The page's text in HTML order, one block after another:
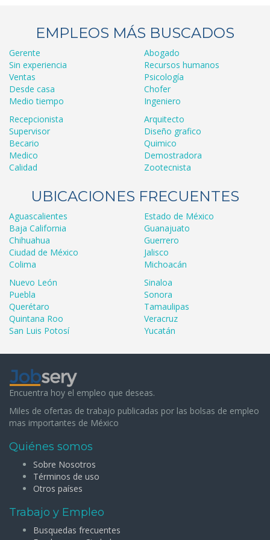
EMPLEOS MÁS BUSCADOS
Gerente
Sin experiencia
Ventas
Desde casa
Medio tiempo
Abogado
Recursos humanos
Psicología
Chofer
Ingeniero
Recepcionista
Supervisor
Becario
Medico
Calidad
Arquitecto
Diseño grafico
Quimico
Demostradora
Zootecnista
UBICACIONES FRECUENTES
Aguascalientes
Baja California
Chihuahua
Ciudad de México
Colima
Estado de México
Guanajuato
Guerrero
Jalisco
Michoacán
Nuevo León
Puebla
Querétaro
Quintana Roo
San Luis Potosí
Sinaloa
Sonora
Tamaulipas
Veracruz
Yucatán
Encuentra hoy el empleo que deseas.
Miles de ofertas de trabajo publicadas por las bolsas de empleo
mas importantes de México
Quiénes somos
Sobre Nosotros
Términos de uso
Otros países
Trabajo y Empleo
Busquedas frecuentes